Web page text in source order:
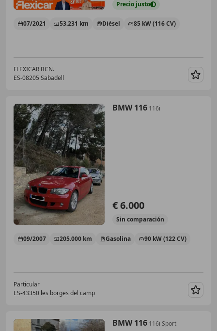
Precio justo
07/2021 53.231 km Diésel 85 kW (116 CV)
FLEXICAR BCN.
ES-08205 Sabadell
BMW 116 116i
€ 6.000
Sin comparación
09/2007 205.000 km Gasolina 90 kW (122 CV)
Particular
ES-43350 les borges del camp
BMW 116 116i Sport